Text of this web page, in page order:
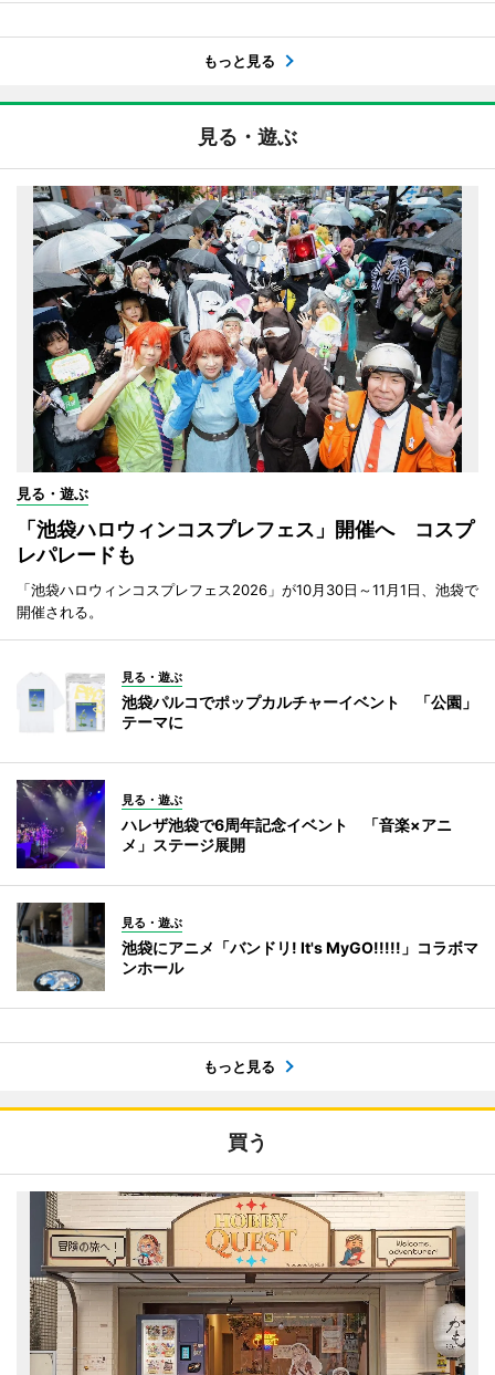
もっと見る
見る・遊ぶ
見る・遊ぶ
「池袋ハロウィンコスプレフェス」開催へ コスプ
レパレードも
「池袋ハロウィンコスプレフェス2026」が10月30日～11月1日、池袋で
開催される。
見る・遊ぶ
池袋パルコでポップカルチャーイベント 「公園」
テーマに
見る・遊ぶ
ハレザ池袋で6周年記念イベント 「音楽×アニ
メ」ステージ展開
見る・遊ぶ
池袋にアニメ「バンドリ! It's MyGO!!!!!」コラボマ
ンホール
もっと見る
買う